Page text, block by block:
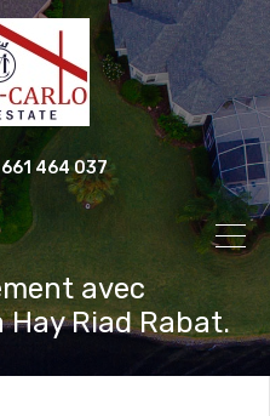
464 037
avec
Riad Rabat.